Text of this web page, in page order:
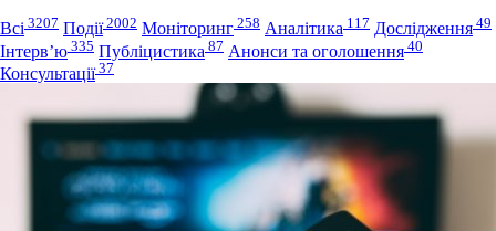
Всі 3207 Події2002 Моніторинг 258 Аналітика 117 Дослідження 49
Інтерв’ю 335 Публіцистика 87 Анонси та оголошення 40
Консультації37